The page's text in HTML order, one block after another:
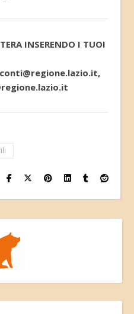
INSERENDO I TUOI